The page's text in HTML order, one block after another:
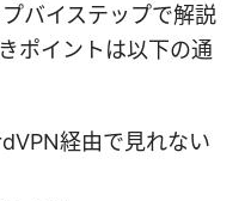
バイステップで解説
ポイントは以下の通
経由で見れない